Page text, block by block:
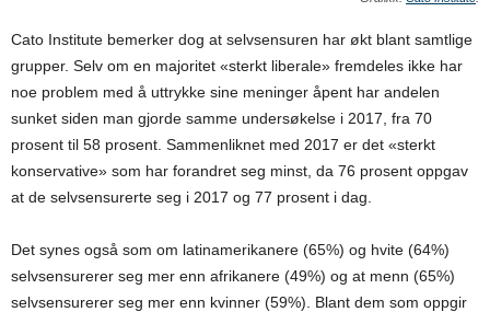
Cato Institute bemerker dog at selvsensuren har økt blant samtlige
grupper. Selv om en majoritet «sterkt liberale» fremdeles ikke har
noe problem med å uttrykke sine meninger åpent har andelen
sunket siden man gjorde samme undersøkelse i 2017, fra 70
prosent til 58 prosent. Sammenliknet med 2017 er det «sterkt
konservative» som har forandret seg minst, da 76 prosent oppgav
at de selvsensurerte seg i 2017 og 77 prosent i dag.
Det synes også som om latinamerikanere (65%) og hvite (64%)
selvsensurerer seg mer enn afrikanere (49%) og at menn (65%)
selvsensurerer seg mer enn kvinner (59%). Blant dem som oppgir